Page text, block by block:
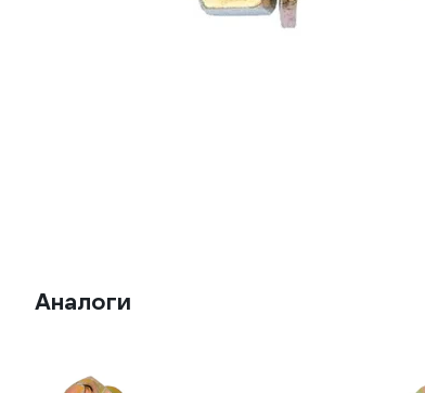
Аналоги